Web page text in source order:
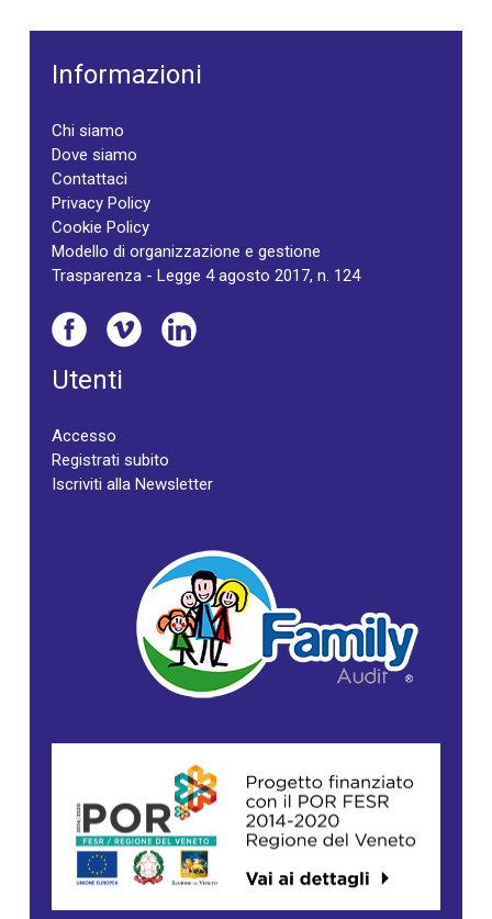
Informazioni
Chi siamo
Dove siamo
Contattaci
Privacy Policy
Cookie Policy
Modello di organizzazione e gestione
Trasparenza - Legge 4 agosto 2017, n. 124
Utenti
Accesso
Registrati subito
Iscriviti alla Newsletter